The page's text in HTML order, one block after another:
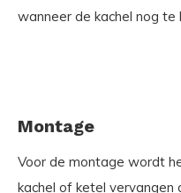
wanneer de kachel nog te
Montage
Voor de montage wordt
kachel of ketel